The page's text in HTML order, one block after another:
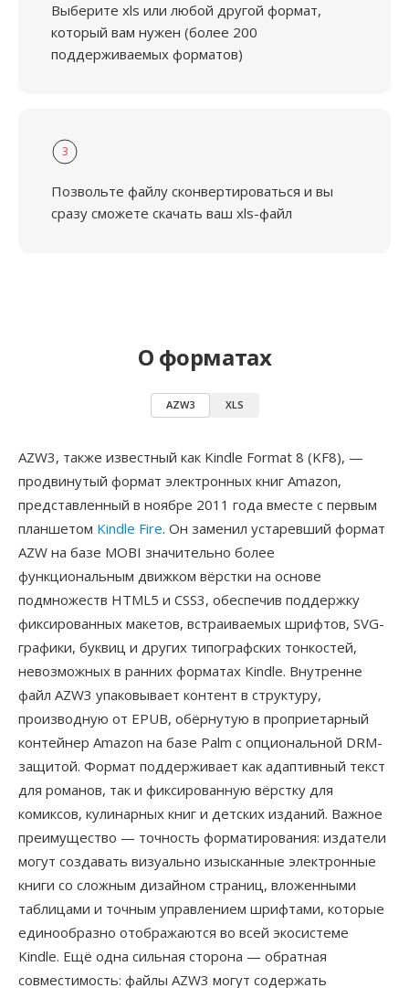
Выберите xls или любой другой формат,
который вам нужен (более 200
поддерживаемых форматов)
3
Позвольте файлу сконвертироваться и вы
сразу сможете скачать ваш xls-файл
О форматах
AZW3 XLS
AZW3, также известный как Kindle Format 8 (KF8), —
продвинутый формат электронных книг Amazon,
представленный в ноябре 2011 года вместе с первым
планшетом Kindle Fire. Он заменил устаревший формат
AZW на базе MOBI значительно более
функциональным движком вёрстки на основе
подмножеств HTML5 и CSS3, обеспечив поддержку
фиксированных макетов, встраиваемых шрифтов, SVG-
графики, буквиц и других типографских тонкостей,
невозможных в ранних форматах Kindle. Внутренне
файл AZW3 упаковывает контент в структуру,
производную от EPUB, обёрнутую в проприетарный
контейнер Amazon на базе Palm с опциональной DRM-
защитой. Формат поддерживает как адаптивный текст
для романов, так и фиксированную вёрстку для
комиксов, кулинарных книг и детских изданий. Важное
преимущество — точность форматирования: издатели
могут создавать визуально изысканные электронные
книги со сложным дизайном страниц, вложенными
таблицами и точным управлением шрифтами, которые
единообразно отображаются во всей экосистеме
Kindle. Ещё одна сильная сторона — обратная
совместимость: файлы AZW3 могут содержать